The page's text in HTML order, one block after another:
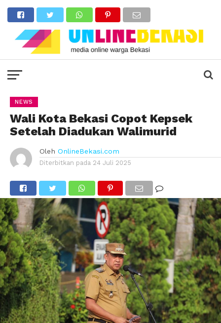
NEWS
Wali Kota Bekasi Copot Kepsek
Setelah Diadukan Walimurid
Oleh OnlineBekasi.com
Diterbitkan pada 24 Juli 2025